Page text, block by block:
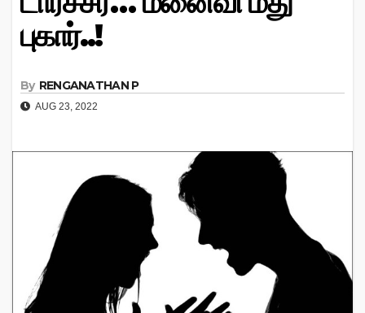
புகார்..!
By RENGANATHAN P
AUG 23, 2022